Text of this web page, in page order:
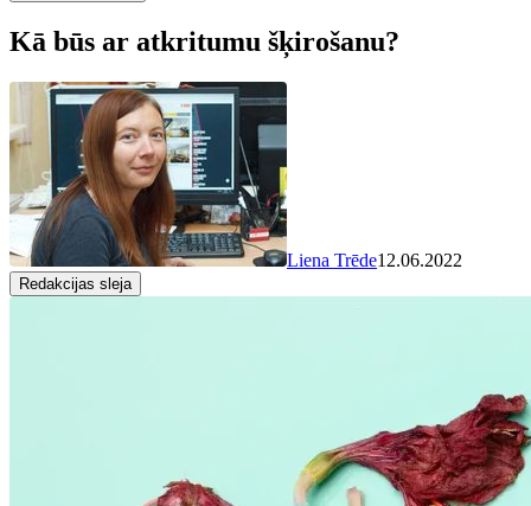
Kā būs ar atkritumu šķirošanu?
Liena Trēde12.06.2022
Redakcijas sleja